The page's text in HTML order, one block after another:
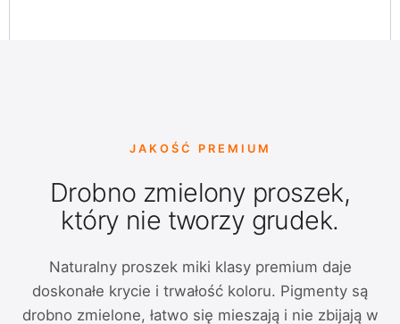
JAKOŚĆ PREMIUM
Drobno zmielony proszek,
który nie tworzy grudek.
Naturalny proszek miki klasy premium daje
doskonałe krycie i trwałość koloru. Pigmenty są
drobno zmielone, łatwo się mieszają i nie zbijają w